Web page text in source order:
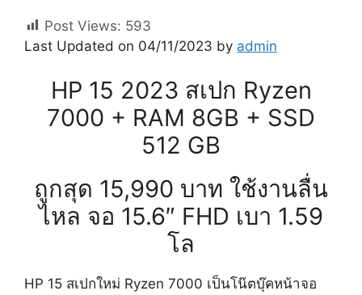
Post Views: 593
Last Updated on 04/11/2023 by admin
HP 15 2023 สเปก Ryzen
7000 + RAM 8GB + SSD
512 GB
ถูกสุด 15,990 บาท ใช้งานลื่น
ไหล จอ 15.6″ FHD เบา 1.59
โล
HP 15 สเปกใหม่ Ryzen 7000 เป็นโน๊ตบุ๊คหน้าจอ